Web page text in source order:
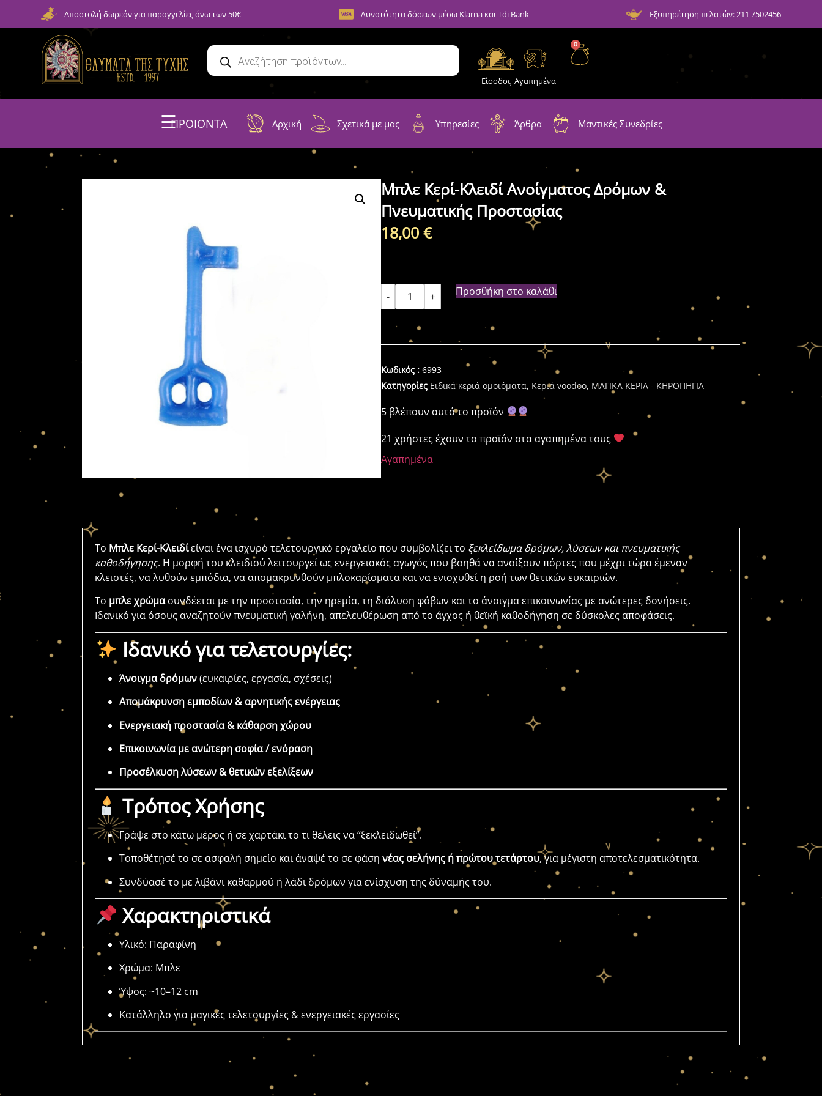
Αποστολή δωρεάν για παραγγελίες άνω των 50€ Δυνατότητα δόσεων μέσω Klarna και Tdi Bank Εξυπηρέτηση πελατών: 211 7502456
Είσοδος Αγαπημένα
0
☰ΠΡΟΙΟΝΤΑ Αρχική Σχετικά με μας Υπηρεσίες Άρθρα Μαντικές Συνεδρίες
Μπλε Κερί-Κλειδί Ανοίγματος Δρόμων &
Πνευματικής Προστασίας
18,00€
- + Προσθήκη στο καλάθι
Κωδικός :6993
Κατηγορίες Ειδικά κεριά ομοιόματα, Κεριά voodoo, ΜΑΓΙΚΑ ΚΕΡΙΑ - ΚΗΡΟΠΗΓΙΑ
5 βλέπουν αυτό το προϊόν
21 χρήστες έχουν το προϊόν στα αγαπημένα τους
Αγαπημένα
Το Μπλε Κερί-Κλειδίείναι ένα ισχυρό τελετουργικό εργαλείο που συμβολίζει το ξεκλείδωμα δρόμων, λύσεων και πνευματικής
καθοδήγησης. Η μορφή του κλειδιού λειτουργεί ως ενεργειακός αγωγός που βοηθά να ανοίξουν πόρτες που μέχρι τώρα έμεναν
κλειστές, να λυθούν εμπόδια, να απομακρυνθούν μπλοκαρίσματα και να ενισχυθεί η ροή των θετικών ευκαιριών.
Το μπλε χρώμασυνδέεται με την προστασία, την ηρεμία, τη διάλυση φόβων και το άνοιγμα επικοινωνίας με ανώτερες δονήσεις.
Ιδανικό για όσους αναζητούν πνευματική γαλήνη, απελευθέρωση από το άγχος ή θεϊκή καθοδήγηση σε δύσκολες αποφάσεις.
Ιδανικό για τελετουργίες:
Άνοιγμα δρόμων(ευκαιρίες, εργασία, σχέσεις)
Απομάκρυνση εμποδίων & αρνητικής ενέργειας
Ενεργειακή προστασία & κάθαρση χώρου
Επικοινωνία με ανώτερη σοφία / ενόραση
Προσέλκυση λύσεων & θετικών εξελίξεων
Τρόπος Χρήσης
Γράψε στο κάτω μέρος ή σε χαρτάκι το τι θέλεις να “ξεκλειδωθεί”.
Τοποθέτησέ το σε ασφαλή σημείο και άναψέ το σε φάσηνέας σελήνης ή πρώτου τετάρτου, για μέγιστη αποτελεσματικότητα.
Συνδύασέ το με λιβάνι καθαρμού ή λάδι δρόμων για ενίσχυση της δύναμής του.
Χαρακτηριστικά
Υλικό: Παραφίνη
Χρώμα: Μπλε
Ύψος: ~10–12 cm
Κατάλληλο για μαγικές τελετουργίες & ενεργειακές εργασίες